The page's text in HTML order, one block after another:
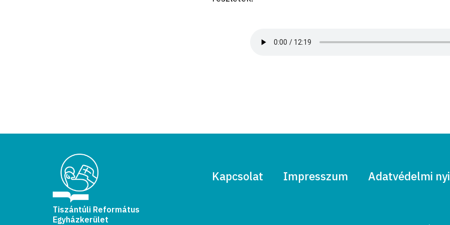
Tiszántúli Református
Egyházkerület
Kapcsolat Impresszum Adatvédelmi